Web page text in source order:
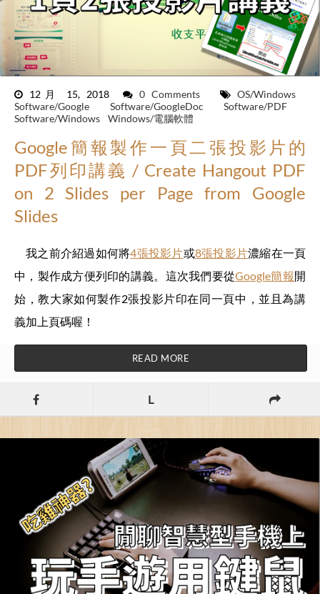
12月 15, 2018 0 Comments
OS/Windows
Software/Google
Software/GoogleDoc
Software/PDF
Software/Windows
Windows/電腦軟體
Google簡報製作一頁二張投影片的
PDF列印講義 / Create Hangout PDF
on 2 Slides per Page from Google
Slides
我之前介紹過如何將4張投影片或8張投影片濃縮在一頁
中，製作成方便列印的講義。這次我們要從Google簡報開
始，教大家如何製作2張投影片印在同一頁中，並且為講
義加上頁碼喔！
READ MORE
L